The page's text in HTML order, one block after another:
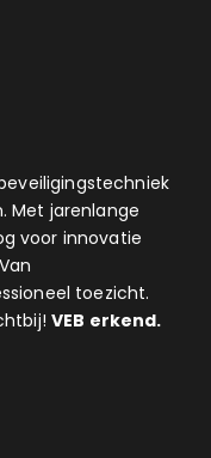
Met jarenlange
voor innovatie
toezicht.
VEB erkend.